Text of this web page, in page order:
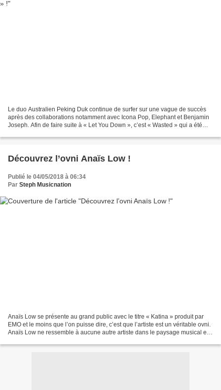
Le duo Australien Peking Duk continue de surfer sur une vague de succès
après des collaborations notamment avec Icona Pop, Elephant et Benjamin
Joseph. Afin de faire suite à « Let You Down », c’est « Wasted » qui a été
Découvrez l’ovni Anaïs Low !
Publié le 04/05/2018 à 06:34
Par Steph Musicnation
Anaïs Low se présente au grand public avec le titre « Katina » produit par
EMO et le moins que l’on puisse dire, c’est que l’artiste est un véritable ovni.
Anaïs Low ne ressemble à aucune autre artiste dans le paysage musical en